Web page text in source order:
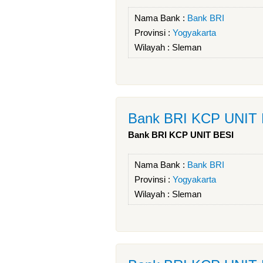
Nama Bank : Bank BRI
Provinsi : Yogyakarta
Wilayah : Sleman
Bank BRI KCP UNIT
Bank BRI KCP UNIT BESI
Nama Bank : Bank BRI
Provinsi : Yogyakarta
Wilayah : Sleman